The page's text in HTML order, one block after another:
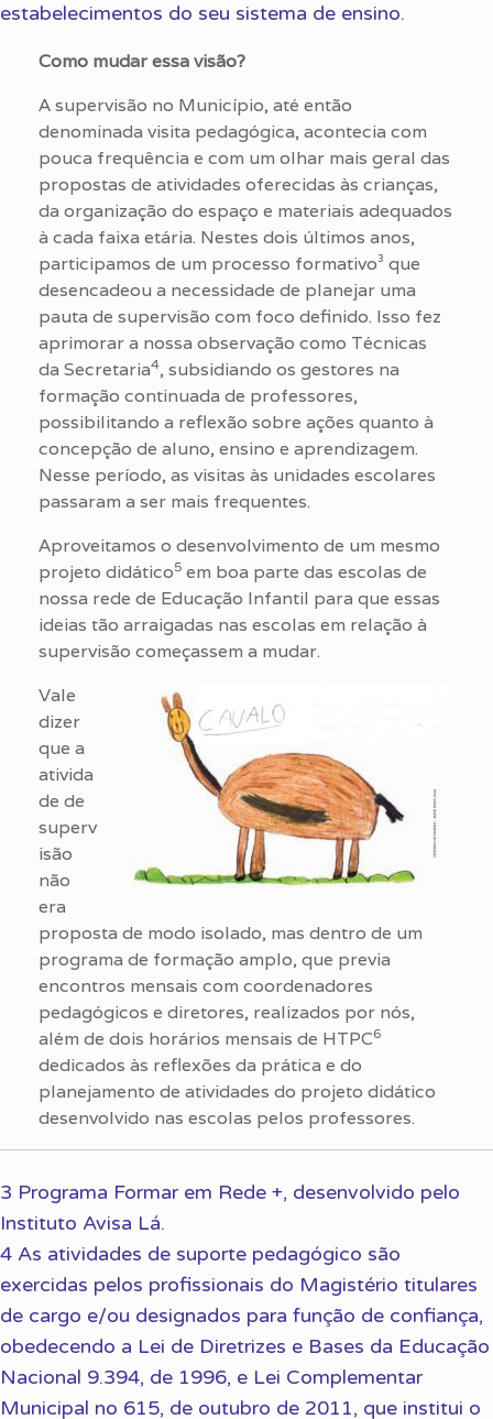
estabelecimentos do seu sistema de ensino.
Como mudar essa visão?
A supervisão no Município, até então
denominada visita pedagógica, acontecia com
pouca frequência e com um olhar mais geral das
propostas de atividades oferecidas às crianças,
da organização do espaço e materiais adequados
à cada faixa etária. Nestes dois últimos anos,
participamos de um processo formativo³ que
desencadeou a necessidade de planejar uma
pauta de supervisão com foco definido. Isso fez
aprimorar a nossa observação como Técnicas
da Secretaria4, subsidiando os gestores na
formação continuada de professores,
possibilitando a reflexão sobre ações quanto à
concepção de aluno, ensino e aprendizagem.
Nesse período, as visitas às unidades escolares
passaram a ser mais frequentes.
Aproveitamos o desenvolvimento de um mesmo
projeto didático5 em boa parte das escolas de
nossa rede de Educação Infantil para que essas
ideias tão arraigadas nas escolas em relação à
supervisão começassem a mudar.
Vale
dizer
que a
ativida
de de
superv
isão
não
era
proposta de modo isolado, mas dentro de um
programa de formação amplo, que previa
encontros mensais com coordenadores
pedagógicos e diretores, realizados por nós,
além de dois horários mensais de HTPC6
dedicados às reflexões da prática e do
planejamento de atividades do projeto didático
desenvolvido nas escolas pelos professores.
3 Programa Formar em Rede +, desenvolvido pelo
Instituto Avisa Lá.
4 As atividades de suporte pedagógico são
exercidas pelos profissionais do Magistério titulares
de cargo e/ou designados para função de confiança,
obedecendo a Lei de Diretrizes e Bases da Educação
Nacional 9.394, de 1996, e Lei Complementar
Municipal no 615, de outubro de 2011, que institui o